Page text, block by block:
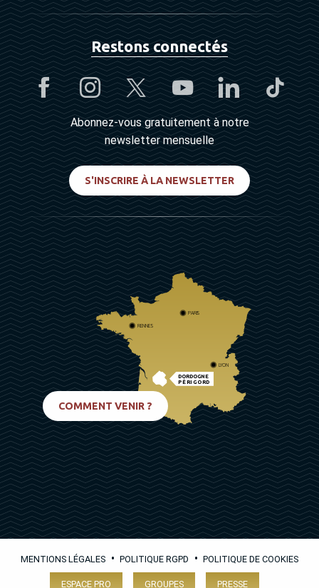
Restons connectés
Abonnez-vous gratuitement à notre
newsletter mensuelle
S'INSCRIRE À LA NEWSLETTER
DORDOGNE
PÉRIGORD
PARIS
RENNES
LYON
COMMENT VENIR ?
MENTIONS LÉGALES • POLITIQUE RGPD • POLITIQUE DE COOKIES
ESPACE PRO GROUPES PRESSE